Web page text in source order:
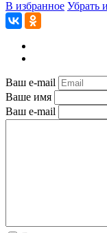
В избранное Убрать
Ваш e-mail
Ваше имя
Ваш e-mail